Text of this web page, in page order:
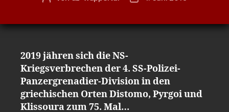
2019 jähren sich die NS-
Kriegsverbrechen der 4. SS-Polizei-
Panzergrenadier-Division in den
griechischen Orten Distomo, Pyrgoi und
Klissoura zum 75. Mal…